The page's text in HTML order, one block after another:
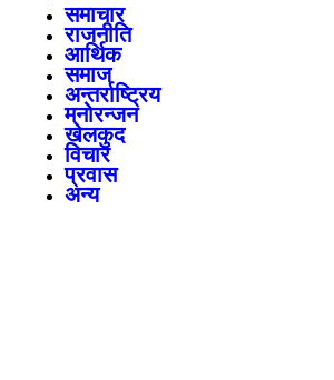
समाचार
राजनीति
आर्थिक
समाज
अन्तर्राष्ट्रिय
मनोरन्जन
खेलकुद
विचार
प्रवास
अन्य